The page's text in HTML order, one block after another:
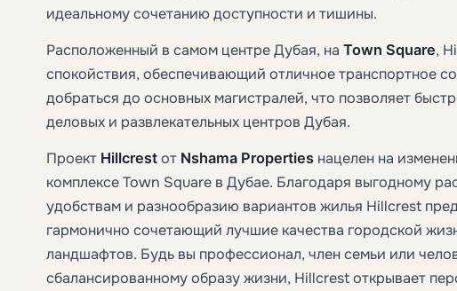
идеальному сочетанию доступности и тишины.
Расположенный в самом центре Дубая, на Town Square,
спокойствия, обеспечивающий отличное транспортное
добраться до основных магистралей, что позволяет
деловых и развлекательных центров Дубая.
Проект Hillcrest от Nshama Properties нацелен на
комплексе Town Square в Дубае. Благодаря выгодному
удобствам и разнообразию вариантов жилья Hillcrest
гармонично сочетающий лучшие качества городской
ландшафтов. Будь вы профессионал, член семьи или
сбалансированному образу жизни, Hillcrest открывает